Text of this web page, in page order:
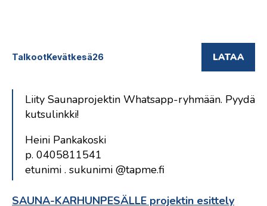
TalkootKevätkesä26 LATAA
Liity Saunaprojektin Whatsapp-ryhmään. Pyydä
kutsulinkki!
Heini Pankakoski
p. 0405811541
etunimi . sukunimi @tapme.fi
SAUNA-KARHUNPESÄLLE projektin esittely